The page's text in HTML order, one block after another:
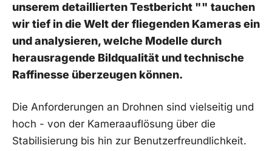
unserem detaillierten Testbericht "" tauchen
wir tief in die Welt ⁤der fliegenden​ Kameras ein
und analysieren, ‍welche Modelle durch
herausragende Bildqualität‌ und⁢ technische
Raffinesse ⁤überzeugen können.
Die Anforderungen an ​Drohnen sind vielseitig und
hoch - von der Kameraauflösung ‍über die
Stabilisierung bis hin⁣ zur Benutzerfreundlichkeit.‍